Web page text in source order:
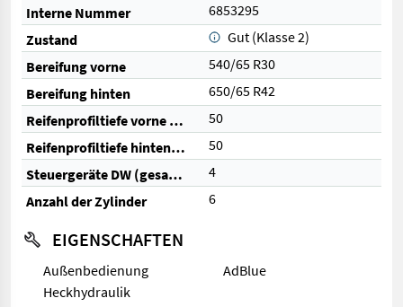
Interne Nummer
6853295
Zustand
Gut (Klasse 2)
Bereifung vorne
540/65 R30
Bereifung hinten
650/65 R42
Reifenprofiltiefe vorne (%)
50
Reifenprofiltiefe hinten (%)
50
Steuergeräte DW (gesamt)
4
Anzahl der Zylinder
6
EIGENSCHAFTEN
Außenbedienung
Heckhydraulik
AdBlue